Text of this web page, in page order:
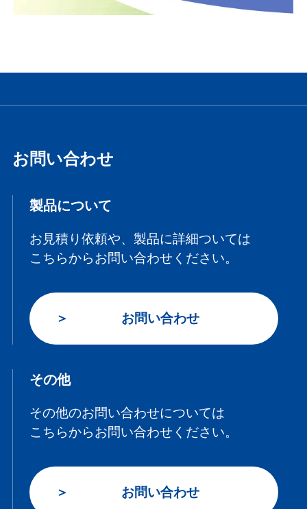
お問い合わせ
製品について
お見積り依頼や、製品に詳細ついては
こちらからお問い合わせください。
お問い合わせ
その他
その他のお問い合わせについては
こちらからお問い合わせください。
お問い合わせ